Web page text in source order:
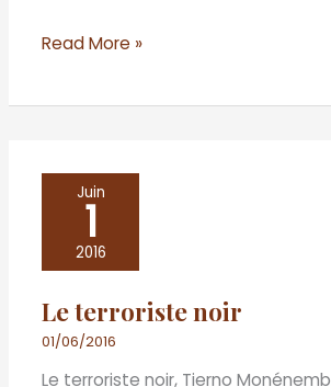
scène
Read More »
Juin
1
2016
Le terroriste noir
01/06/2016
Le terroriste noir, Tierno